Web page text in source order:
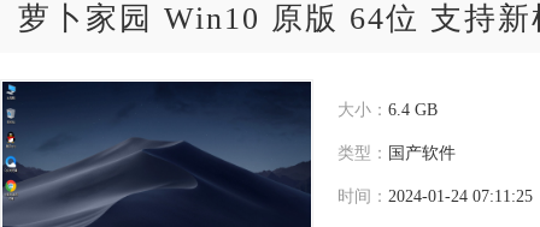
萝卜家园 Win10 原版 64位 支持新
大小： 6.4 GB
类型： 国产软件
时间： 2024-01-24 07:11:25